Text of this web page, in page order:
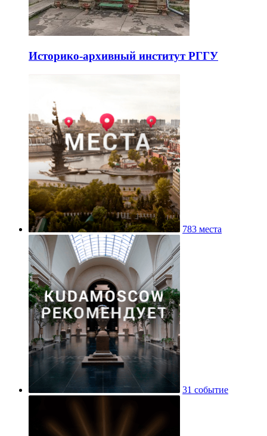
Историко-архивный институт РГГУ
783 места
31 событие